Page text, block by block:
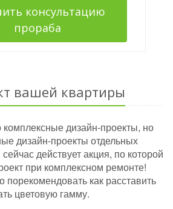
консультацию
прораба
вашей квартиры
комплексные дизайн-проекты, но
дизайн-проекты отдельных
действует акция, по которой
при комплексном ремонте!
как расставить
цветовую гамму.